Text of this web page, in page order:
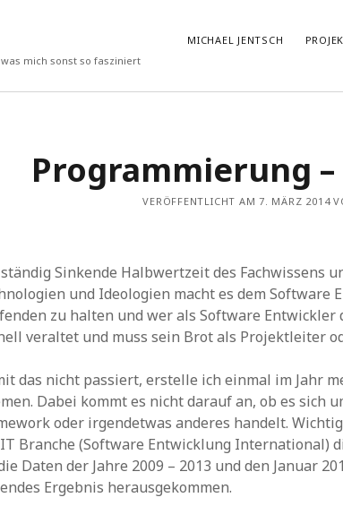
mich sonst so fasziniert
MICHAEL JENTSCH
Vibe-Coding im Google AI Studio: „LyricLens“
Vom Shader zum atmosphärischen Android
Test von GLM-4.7-Flash in Ollama auf HP
30-Tage-DSPy-Challenge –Tag 30: Abschluss
Challenge – Projektpräsentation und
Programmierung –
VERÖFFENTLICHT AM 7. MÄRZ 2014
Sinkende Halbwertzeit des Fachwissens
und Ideologien macht es dem Software
zu halten und wer als Software Entwickler
veraltet und muss sein Brot als Projektleiter
das nicht passiert, erstelle ich einmal im Jahr
Dabei kommt es nicht darauf an, ob es sich
oder irgendetwas anderes handelt.
Branche (Software Entwicklung International)
Daten der Jahre 2009 – 2013 und den Januar
Ergebnis herausgekommen.